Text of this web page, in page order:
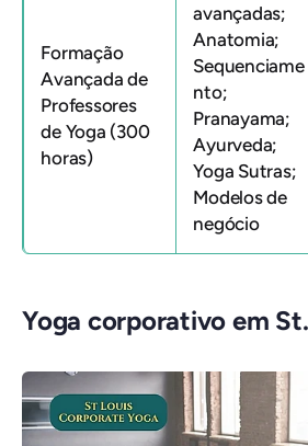
Formação
Avançada de
Professores
de Yoga (300
horas)
avançadas;
Anatomia;
Sequenciame
nto;
Pranayama;
Ayurveda;
Yoga Sutras;
Modelos de
negócio
Yoga corporativo em